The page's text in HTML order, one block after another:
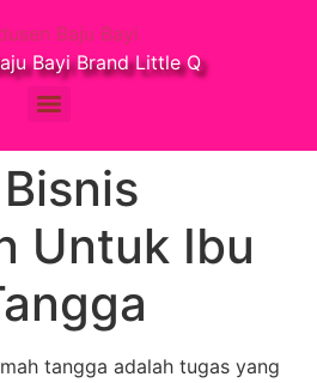
Bayi Brand Little Q
Untuk Ibu
tangga adalah tugas yang